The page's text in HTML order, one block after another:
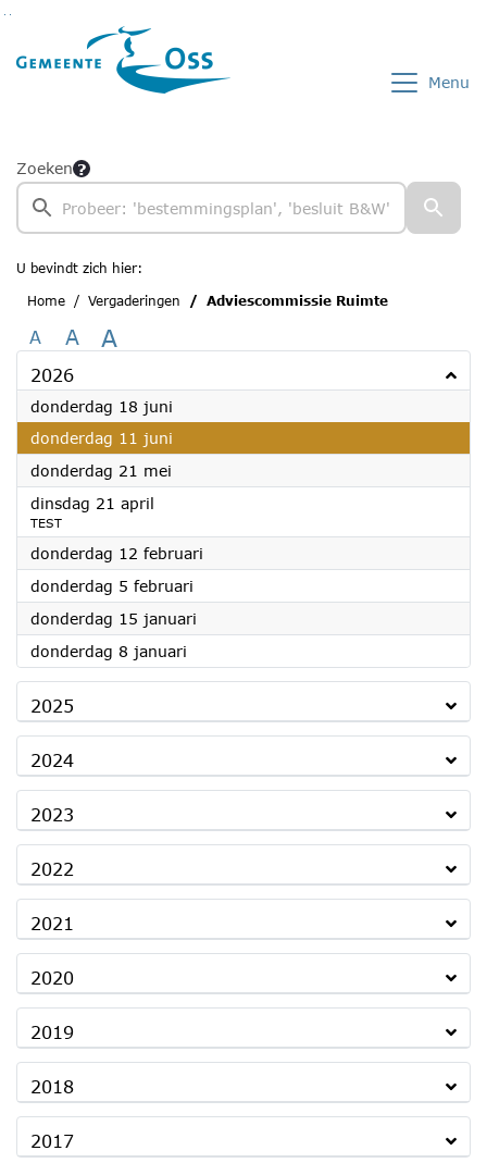
Ga naar de inhoud van deze pagina
Ga naar het zoeken
Ga naar het menu
Menu
Zoeken
U bevindt zich hier:
Home
Vergaderingen Adviescommissie Ruimte
A A A
2026
donderdag 18 juni
donderdag 11 juni
donderdag 21 mei
dinsdag 21 april
TEST
donderdag 12 februari
donderdag 5 februari
donderdag 15 januari
donderdag 8 januari
2025
2024
2023
2022
2021
2020
2019
2018
2017